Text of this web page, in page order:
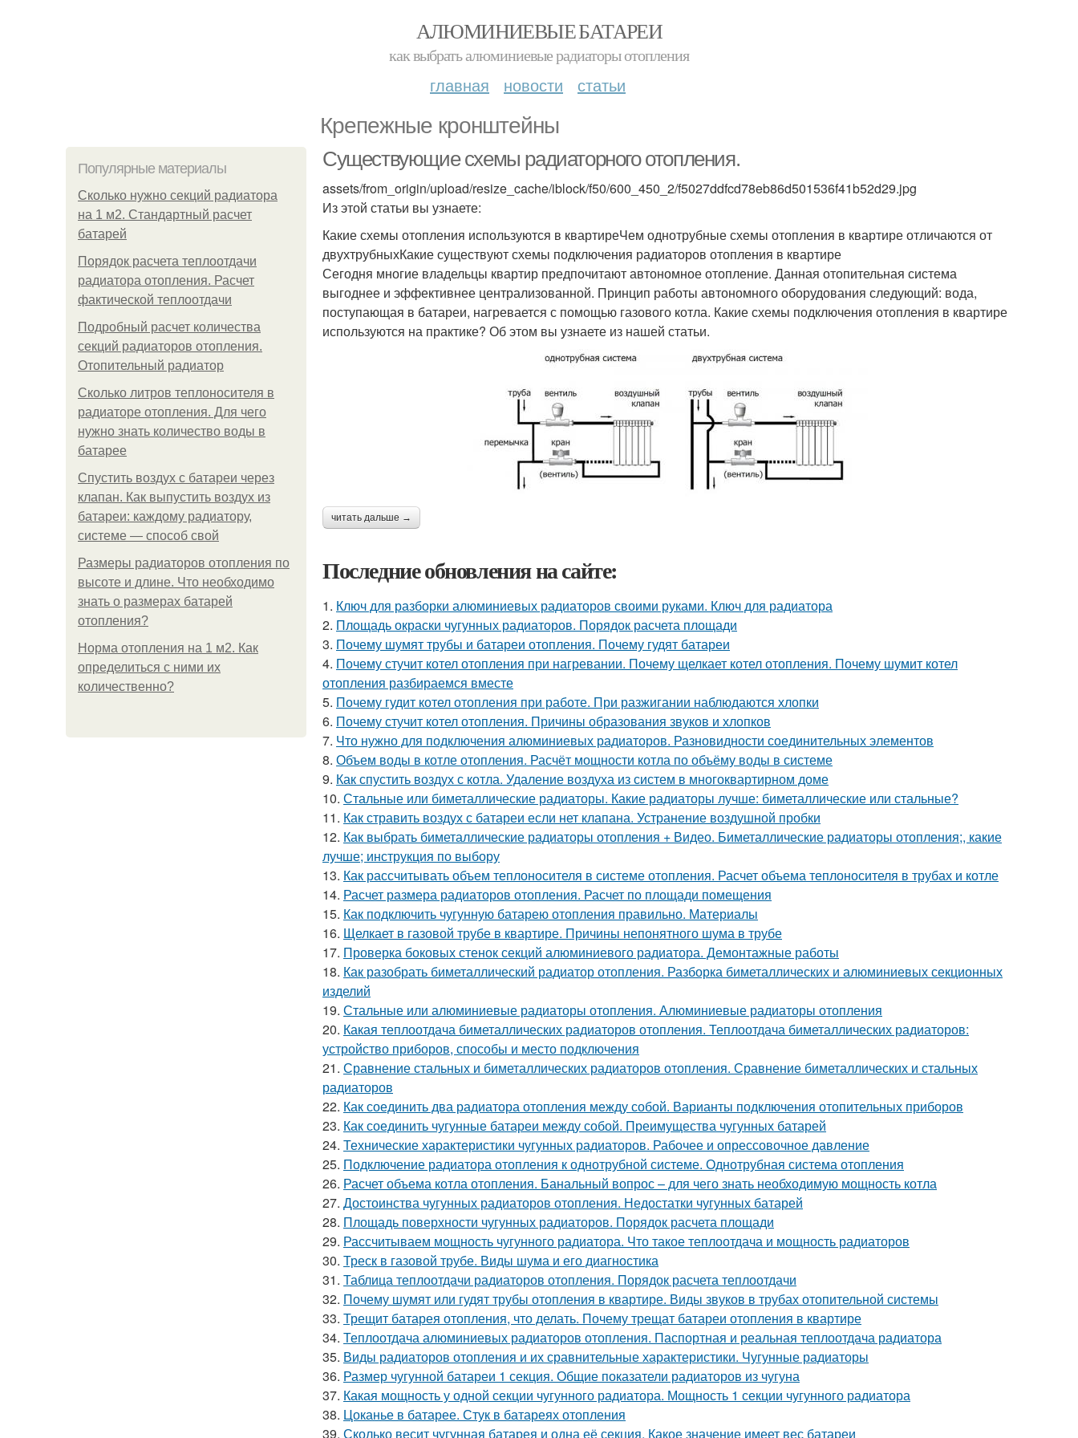
АЛЮМИНИЕВЫЕ БАТАРЕИ
как выбрать алюминиевые радиаторы отопления
главная новости статьи
Крепежные кронштейны
Популярные материалы
Сколько нужно секций радиатора
на 1 м2. Стандартный расчет
батарей
Порядок расчета теплоотдачи
радиатора отопления. Расчет
фактической теплоотдачи
Подробный расчет количества
секций радиаторов отопления.
Отопительный радиатор
Сколько литров теплоносителя в
радиаторе отопления. Для чего
нужно знать количество воды в
батарее
Спустить воздух с батареи через
клапан. Как выпустить воздух из
батареи: каждому радиатору,
системе — способ свой
Размеры радиаторов отопления по
высоте и длине. Что необходимо
знать о размерах батарей
отопления?
Норма отопления на 1 м2. Как
определиться с ними их
количественно?
Существующие схемы радиаторного отопления.
assets/from_origin/upload/resize_cache/iblock/f50/600_450_2/f5027ddfcd78eb86d501536f41b52d29.jpg
Из этой статьи вы узнаете:
Какие схемы отопления используются в квартиреЧем однотрубные схемы отопления в квартире отличаются от
двухтрубныхКакие существуют схемы подключения радиаторов отопления в квартире
Сегодня многие владельцы квартир предпочитают автономное отопление. Данная отопительная система
выгоднее и эффективнее централизованной. Принцип работы автономного оборудования следующий: вода,
поступающая в батареи, нагревается с помощью газового котла. Какие схемы подключения отопления в квартире
используются на практике? Об этом вы узнаете из нашей статьи.
читать дальше →
Последние обновления на сайте:
1. Ключ для разборки алюминиевых радиаторов своими руками. Ключ для радиатора
2. Площадь окраски чугунных радиаторов. Порядок расчета площади
3. Почему шумят трубы и батареи отопления. Почему гудят батареи
4. Почему стучит котел отопления при нагревании. Почему щелкает котел отопления. Почему шумит котел
отопления разбираемся вместе
5. Почему гудит котел отопления при работе. При разжигании наблюдаются хлопки
6. Почему стучит котел отопления. Причины образования звуков и хлопков
7. Что нужно для подключения алюминиевых радиаторов. Разновидности соединительных элементов
8. Объем воды в котле отопления. Расчёт мощности котла по объёму воды в системе
9. Как спустить воздух с котла. Удаление воздуха из систем в многоквартирном доме
10. Стальные или биметаллические радиаторы. Какие радиаторы лучше: биметаллические или стальные?
11. Как стравить воздух с батареи если нет клапана. Устранение воздушной пробки
12. Как выбрать биметаллические радиаторы отопления + Видео. Биметаллические радиаторы отопления;, какие
лучше; инструкция по выбору
13. Как рассчитывать объем теплоносителя в системе отопления. Расчет объема теплоносителя в трубах и котле
14. Расчет размера радиаторов отопления. Расчет по площади помещения
15. Как подключить чугунную батарею отопления правильно. Материалы
16. Щелкает в газовой трубе в квартире. Причины непонятного шума в трубе
17. Проверка боковых стенок секций алюминиевого радиатора. Демонтажные работы
18. Как разобрать биметаллический радиатор отопления. Разборка биметаллических и алюминиевых секционных
изделий
19. Стальные или алюминиевые радиаторы отопления. Алюминиевые радиаторы отопления
20. Какая теплоотдача биметаллических радиаторов отопления. Теплоотдача биметаллических радиаторов:
устройство приборов, способы и место подключения
21. Сравнение стальных и биметаллических радиаторов отопления. Сравнение биметаллических и стальных
радиаторов
22. Как соединить два радиатора отопления между собой. Варианты подключения отопительных приборов
23. Как соединить чугунные батареи между собой. Преимущества чугунных батарей
24. Технические характеристики чугунных радиаторов. Рабочее и опрессовочное давление
25. Подключение радиатора отопления к однотрубной системе. Однотрубная система отопления
26. Расчет объема котла отопления. Банальный вопрос – для чего знать необходимую мощность котла
27. Достоинства чугунных радиаторов отопления. Недостатки чугунных батарей
28. Площадь поверхности чугунных радиаторов. Порядок расчета площади
29. Рассчитываем мощность чугунного радиатора. Что такое теплоотдача и мощность радиаторов
30. Треск в газовой трубе. Виды шума и его диагностика
31. Таблица теплоотдачи радиаторов отопления. Порядок расчета теплоотдачи
32. Почему шумят или гудят трубы отопления в квартире. Виды звуков в трубах отопительной системы
33. Трещит батарея отопления, что делать. Почему трещат батареи отопления в квартире
34. Теплоотдача алюминиевых радиаторов отопления. Паспортная и реальная теплоотдача радиатора
35. Виды радиаторов отопления и их сравнительные характеристики. Чугунные радиаторы
36. Размер чугунной батареи 1 секция. Общие показатели радиаторов из чугуна
37. Какая мощность у одной секции чугунного радиатора. Мощность 1 секции чугунного радиатора
38. Цоканье в батарее. Стук в батареях отопления
39. Сколько весит чугунная батарея и одна её секция. Какое значение имеет вес батареи